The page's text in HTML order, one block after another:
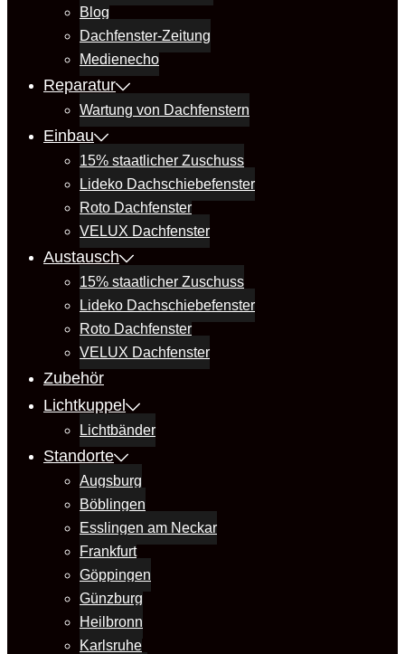
Blog
Dachfenster-Zeitung
Medienecho
Reparatur
Wartung von Dachfenstern
Einbau
15% staatlicher Zuschuss
Lideko Dachschiebefenster
Roto Dachfenster
VELUX Dachfenster
Austausch
15% staatlicher Zuschuss
Lideko Dachschiebefenster
Roto Dachfenster
VELUX Dachfenster
Zubehör
Lichtkuppel
Lichtbänder
Standorte
Augsburg
Böblingen
Esslingen am Neckar
Frankfurt
Göppingen
Günzburg
Heilbronn
Karlsruhe